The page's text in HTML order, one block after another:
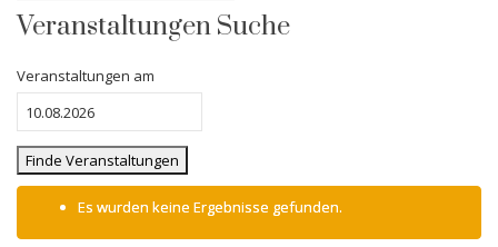
Veranstaltungen Suche
Veranstaltungen am
Es wurden keine Ergebnisse gefunden.